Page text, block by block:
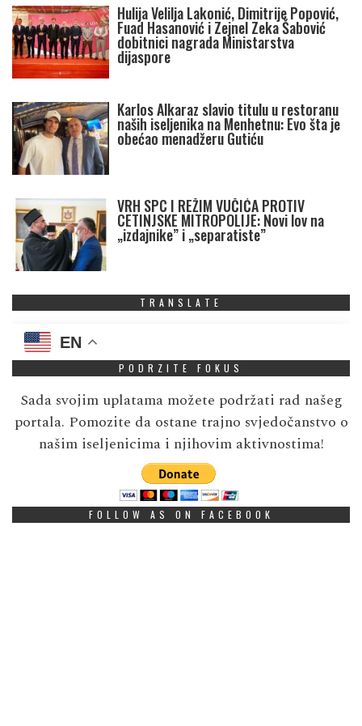
Hulija Velilja Lakonić, Dimitrije Popović,
Fuad Hasanović i Zejnel Zeka Šabović
dobitnici nagrada Ministarstva
dijaspore
Karlos Alkaraz slavio titulu u restoranu
naših iseljenika na Menhetnu: Evo šta je
obećao menadžeru Gutiću
VRH SPC I REŽIM VUČIĆA PROTIV
CETINJSKE MITROPOLIJE: Novi lov na
„izdajnike” i „separatiste”
TRANSLATE
EN
PODRZITE FOKUS
Sada svojim uplatama možete podržati rad našeg
portala. Pomozite da ostane trajno svjedočanstvo o
našim iseljenicima i njihovim aktivnostima!
FOLLOW AS ON FACEBOOK